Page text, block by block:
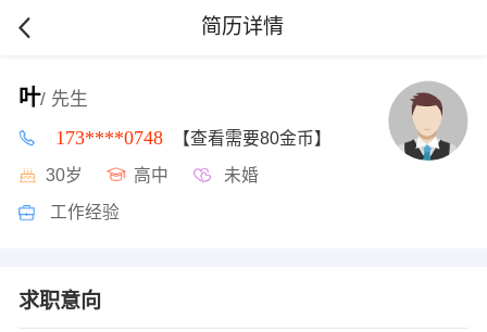
简历详情
叶/ 先生
173****0748 【查看需要80金币】
30岁 高中 未婚
工作经验
求职意向